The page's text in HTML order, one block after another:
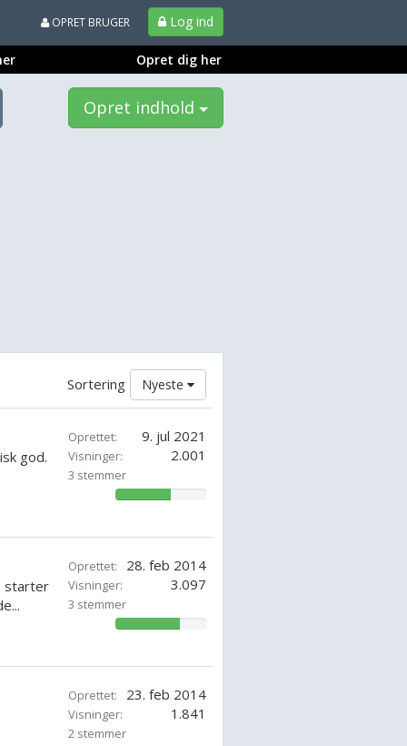
Log ind
OPRET BRUGER
Opret dig her
Opret indhold
Nyeste
Sortering
god.
Oprettet: 9. jul 2021
Visninger: 2.001
3 stemmer
61.90476414285715%
starter
Oprettet: 28. feb 2014
Visninger: 3.097
3 stemmer
71.42857142857143%
Oprettet: 23. feb 2014
Visninger: 1.841
2 stemmer